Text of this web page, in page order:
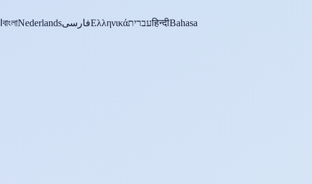
বাংলাNederlandsفارسیΕλληνικάעבריתहिन्दीBahasa